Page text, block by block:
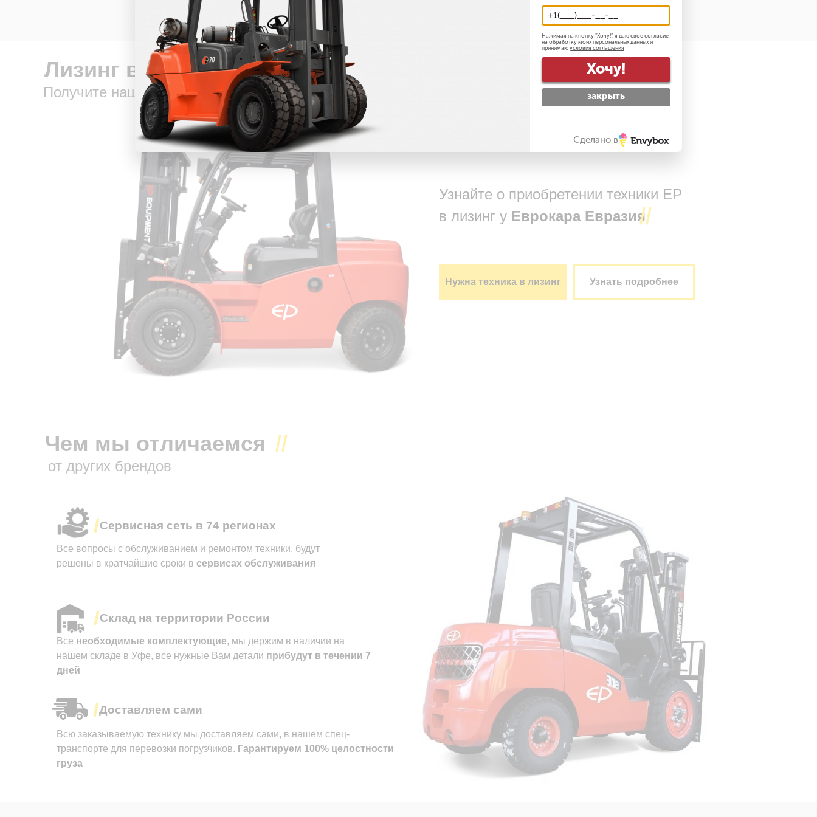
Подобрать дополнительное оборудование
Лизинг вилочной техники
Получите наше предложение
Узнайте о приобретении техники EP
в лизинг у Еврокара Евразия
Нужна техника в лизинг Узнать подробнее
Чем мы отличаемся
от других брендов
Все вопросы с обслуживанием и ремонтом техники, будут
решены в кратчайшие сроки в сервисах обслуживания
Сервисная сеть в 74 регионах
Все необходимые комплектующие, мы держим в наличии на
нашем складе в Уфе, все нужные Вам детали прибудут в течении 7
дней
Склад на территории России
Всю заказываемую технику мы доставляем сами, в нашем спец-
транспорте для перевозки погрузчиков. Гарантируем 100% целостности
груза
Доставляем сами
Нажимая на кнопку "Хочу!", я даю свое согласие
на обработку моих персональных данных и
принимаю условия соглашения
Хочу!
закрыть
Сделано в